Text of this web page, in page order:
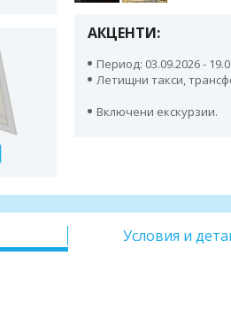
АКЦЕНТИ:
Период: 03.09.2026 -
Летищни такси,
Включени екскурзии.
Условия и